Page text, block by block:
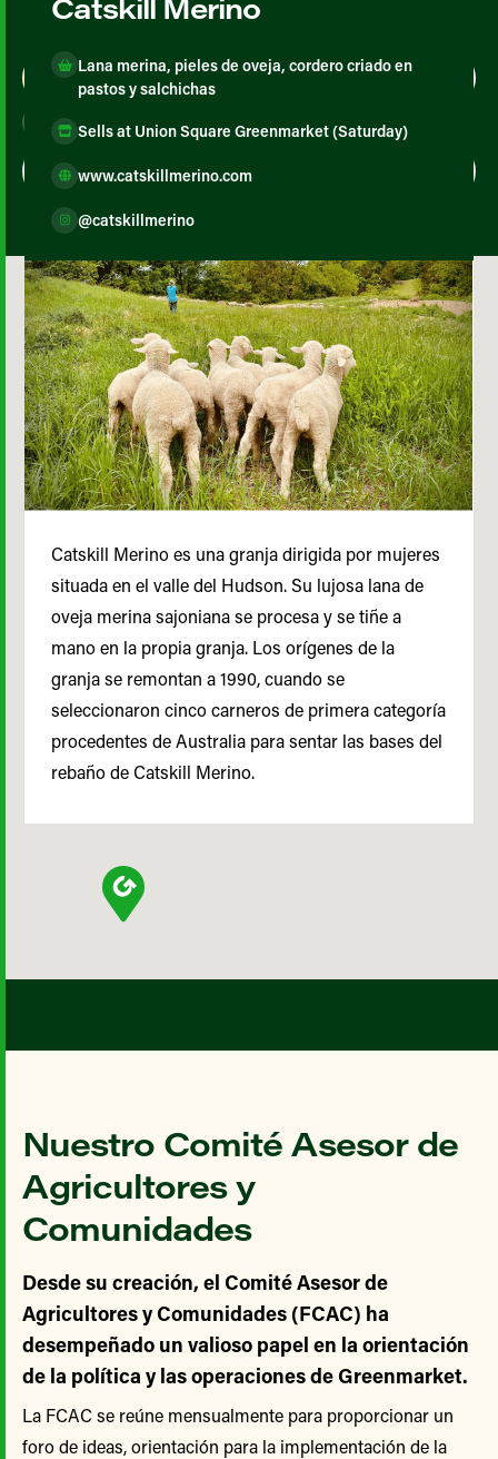
Map View List View
Nuestro Comité Asesor de
Agricultores y
Comunidades
Desde su creación, el Comité Asesor de
Agricultores y Comunidades (FCAC) ha
desempeñado un valioso papel en la orientación
de la política y las operaciones de Greenmarket.
La FCAC se reúne mensualmente para proporcionar un
foro de ideas, orientación para la implementación de la
Lana merina, pieles de oveja, cordero criado en
pastos y salchichas
Sells at Union Square Greenmarket (Saturday)
www.catskillmerino.com
@catskillmerino
Catskill Merino es una granja dirigida por mujeres
situada en el valle del Hudson. Su lujosa lana de
oveja merina sajoniana se procesa y se tiñe a
mano en la propia granja. Los orígenes de la
granja se remontan a 1990, cuando se
seleccionaron cinco carneros de primera categoría
procedentes de Australia para sentar las bases del
rebaño de Catskill Merino.